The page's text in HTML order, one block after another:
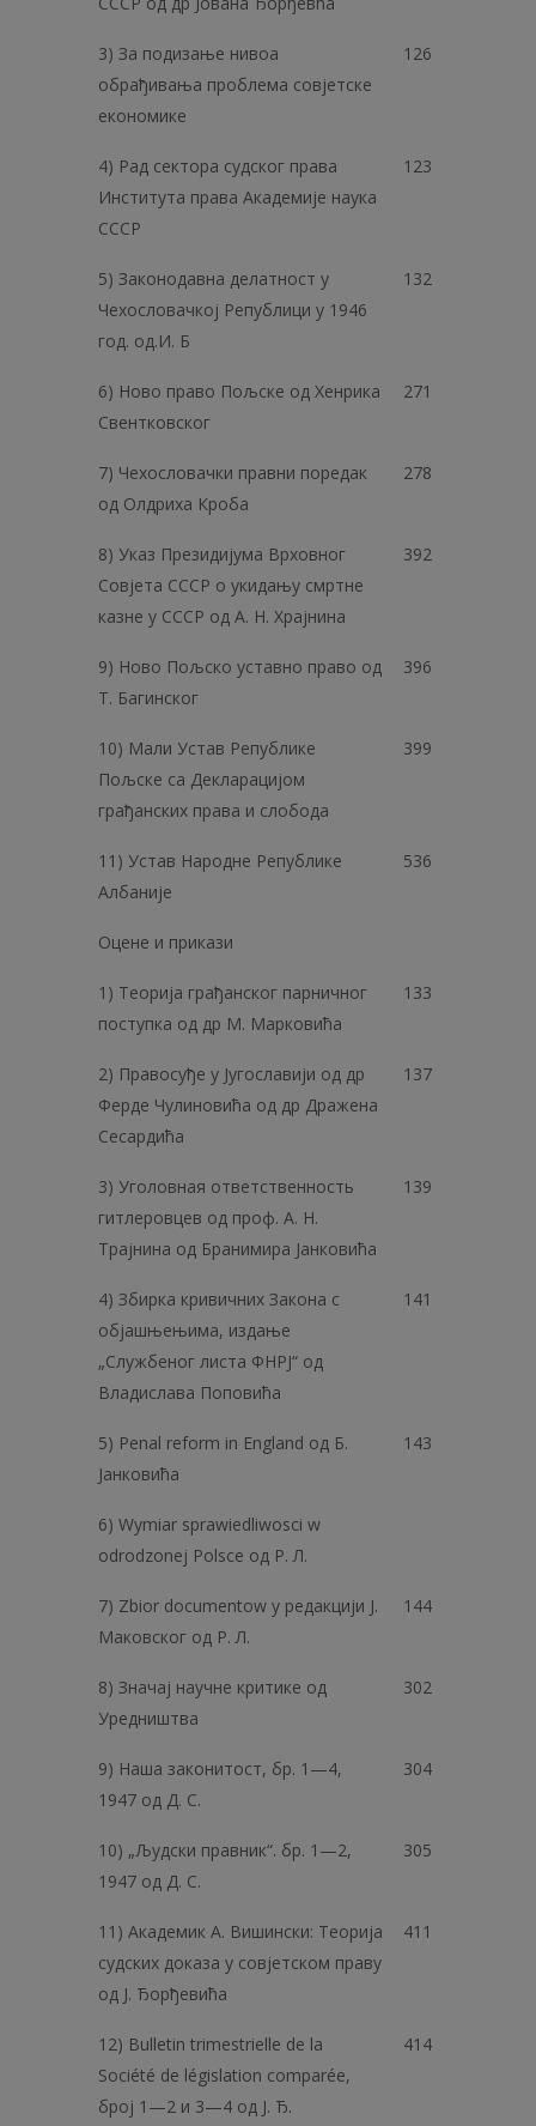
3) За подизање нивоа
обрађивања проблема совјетске
економике
126
4) Рад сектора судског права
Института права Академије наука
СССР
123
5) Законодавна делатност у
Чехословачкој Републици у 1946
год. од.И. Б
132
6) Ново право Пољске од Хенрика
Свентковског
271
7) Чехословачки правни поредак
од Олдриха Кроба
278
8) Указ Президијума Врховног
Совјета СССР о укидању смртне
казне у СССР од А. Н. Храјнина
392
9) Ново Пољско уставно право од
Т. Багинског
396
10) Мали Устав Републике
Пољске са Декларацијом
грађанских права и слобода
399
11) Устав Народне Републике
Албаније
536
Оцене и прикази
1) Теорија грађанског парничног
поступка од др М. Марковића
133
2) Правосуђе у Југославији од др
Ферде Чулиновића од др Дражена
Сесардића
137
3) Уголовная ответственность
гитлеровцев од проф. А. Н.
Трајнина од Бранимира Јанковића
139
4) Збирка кривичних Закона с
објашњењима, издање
„Службеног листа ФНРЈ“ од
Владислава Поповића
141
5) Penal reform in England од Б.
Јанковића
143
6) Wymiar sprawiedliwosci w
odrodzonej Polsce од P. Л.
7) Zbior documentow у редакцији J.
Маковског од P. Л.
144
8) Значај научне критике од
Уредништва
302
9) Наша законитост, бр. 1—4,
1947 од Д. С.
304
10) „Људски правник“. бр. 1—2,
1947 од Д. С.
305
11) Академик А. Вишински: Теорија
судских доказа у совјетском праву
од Ј. Ђорђевића
411
12) Bulletin trimestrielle de la
Société de législation comparée,
број 1—2 и 3—4 од J. Ђ.
414